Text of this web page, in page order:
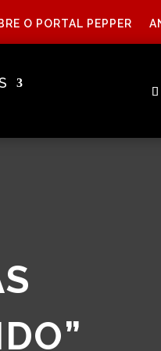
O PORTAL PEPPER